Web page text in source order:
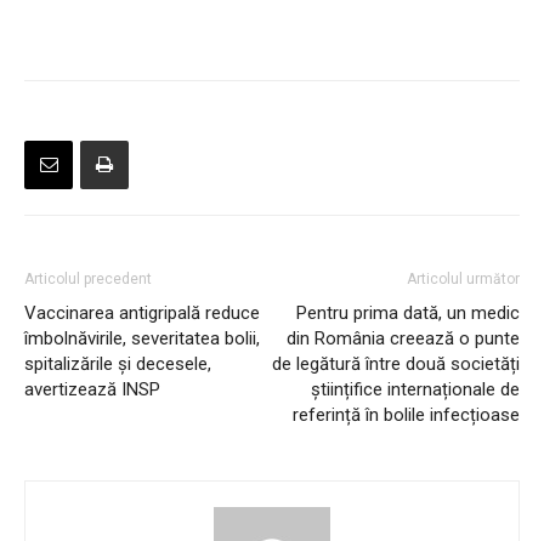
Articolul precedent
Vaccinarea antigripală reduce
îmbolnăvirile, severitatea bolii,
spitalizările și decesele,
avertizează INSP
Articolul următor
Pentru prima dată, un medic
din România creează o punte
de legătură între două societăți
științifice internaționale de
referință în bolile infecțioase